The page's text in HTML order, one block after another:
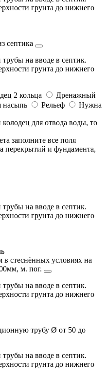
грунта до нижнего
септика
на вводе в септик.
грунта до нижнего
2 кольца
Дренажный
насыпь Рельеф
Нужна
для отвода воды, то
заполните все поля
перекрытий и фундамента,
на вводе в септик.
грунта до нижнего
стеснённых условиях на
м. пог.
на вводе в септик.
грунта до нижнего
трубу Ø от 50 до
на вводе в септик.
грунта до нижнего